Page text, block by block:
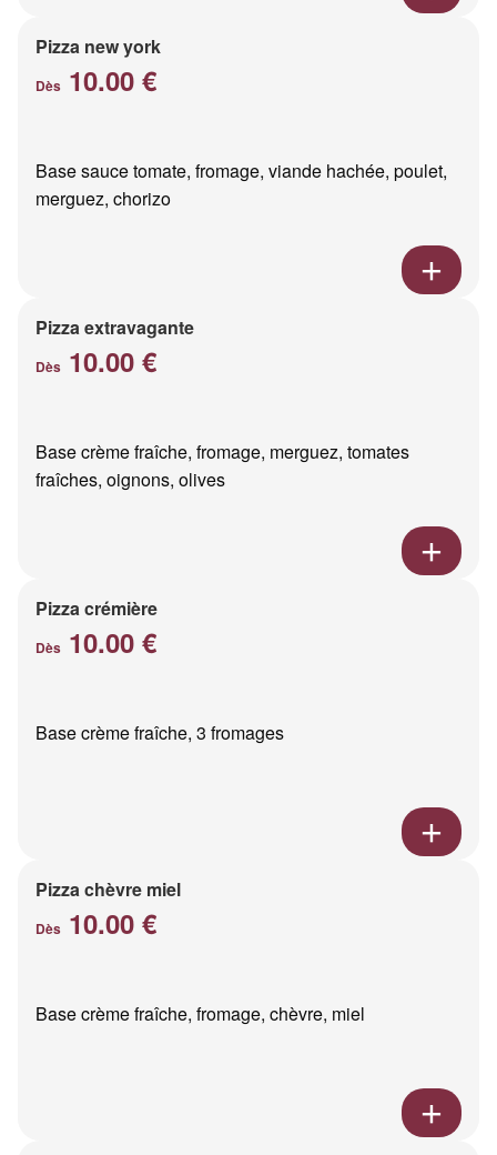
Pizza new york
Dès 10.00 €
Base sauce tomate, fromage, viande hachée, poulet,
merguez, chorizo
Pizza extravagante
Dès 10.00 €
Base crème fraîche, fromage, merguez, tomates
fraîches, oignons, olives
Pizza crémière
Dès 10.00 €
Base crème fraîche, 3 fromages
Pizza chèvre miel
Dès 10.00 €
Base crème fraîche, fromage, chèvre, miel